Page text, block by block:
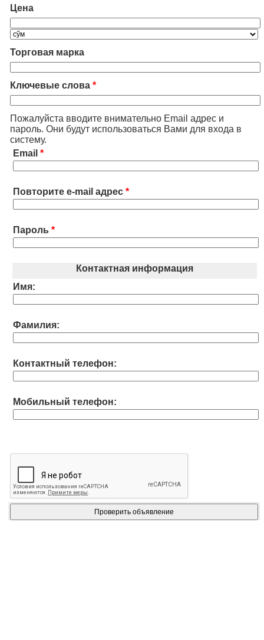
Цена
Торговая марка
Ключевые слова *
Пожалуйста вводите внимательно Email адрес и
пароль. Они будут использоваться Вами для входа в
систему.
Email *
Повторите e-mail адрес *
Пароль *
Контактная информация
Имя:
Фамилия:
Контактный телефон:
Мобильный телефон: